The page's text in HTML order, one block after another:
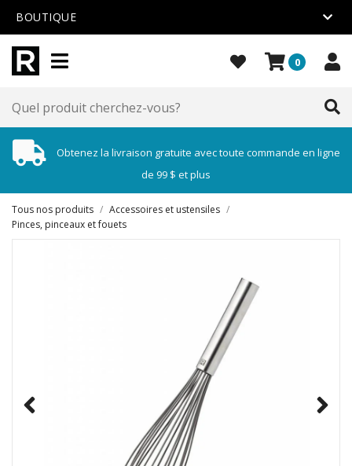
BOUTIQUE
0
Obtenez la livraison gratuite avec toute commande en ligne
de 99 $ et plus
Tous nos produits / Accessoires et ustensiles /
Pinces, pinceaux et fouets